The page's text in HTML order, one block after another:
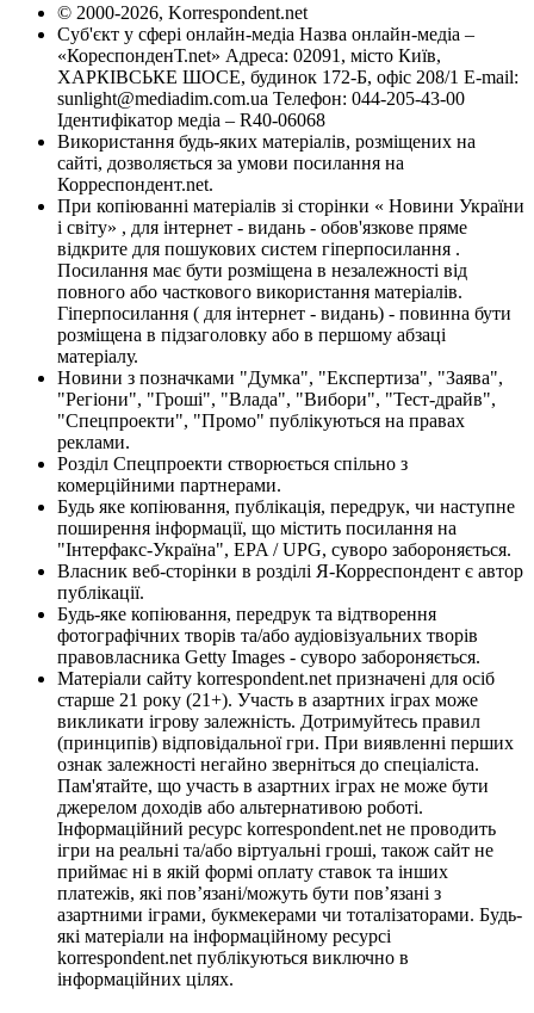
© 2000-2026, Korrespondent.net
Суб'єкт у сфері онлайн-медіа Назва онлайн-медіа –
«КореспонденТ.net» Адреса: 02091, місто Київ,
ХАРКІВСЬКЕ ШОСЕ, будинок 172-Б, офіс 208/1 E-mail:
sunlight@mediadim.com.ua Телефон: 044-205-43-00
Ідентифікатор медіа – R40-06068
Використання будь-яких матеріалів, розміщених на
сайті, дозволяється за умови посилання на
Корреспондент.net.
При копіюванні матеріалів зі сторінки « Новини України
і світу» , для інтернет - видань - обов'язкове пряме
відкрите для пошукових систем гіперпосилання .
Посилання має бути розміщена в незалежності від
повного або часткового використання матеріалів.
Гіперпосилання ( для інтернет - видань) - повинна бути
розміщена в підзаголовку або в першому абзаці
матеріалу.
Новини з позначками "Думка", "Експертиза", "Заява",
"Регіони", "Гроші", "Влада", "Вибори", "Тест-драйв",
"Спецпроекти", "Промо" публікуються на правах
реклами.
Розділ Спецпроекти створюється спільно з
комерційними партнерами.
Будь яке копіювання, публікація, передрук, чи наступне
поширення інформації, що містить посилання на
"Інтерфакс-Україна", EPA / UPG, суворо забороняється.
Власник веб-сторінки в розділі Я-Корреспондент є автор
публікації.
Будь-яке копіювання, передрук та відтворення
фотографічних творів та/або аудіовізуальних творів
правовласника Getty Images - суворо забороняється.
Матеріали сайту korrespondent.net призначені для осіб
старше 21 року (21+). Участь в азартних іграх може
викликати ігрову залежність. Дотримуйтесь правил
(принципів) відповідальної гри. При виявленні перших
ознак залежності негайно зверніться до спеціаліста.
Пам'ятайте, що участь в азартних іграх не може бути
джерелом доходів або альтернативою роботі.
Інформаційний ресурс korrespondent.net не проводить
ігри на реальні та/або віртуальні гроші, також сайт не
приймає ні в якій формі оплату ставок та інших
платежів, які пов’язані/можуть бути пов’язані з
азартними іграми, букмекерами чи тоталізаторами. Будь-
які матеріали на інформаційному ресурсі
korrespondent.net публікуються виключно в
інформаційних цілях.